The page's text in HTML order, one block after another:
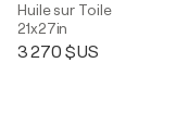
Huile sur Toile
21x27in
3 270 $US